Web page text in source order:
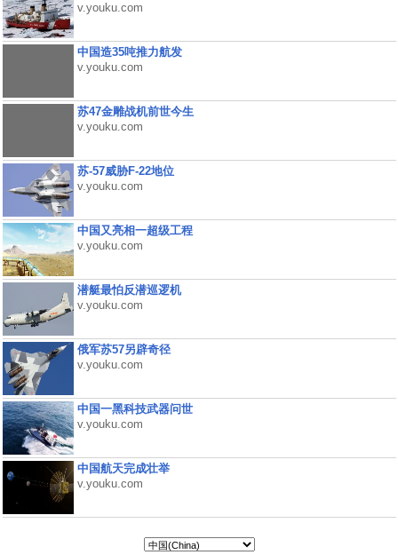
v.youku.com
中国造35吨推力航发
v.youku.com
苏47金雕战机前世今生
v.youku.com
苏-57威胁F-22地位
v.youku.com
中国又亮相一超级工程
v.youku.com
潜艇最怕反潜巡逻机
v.youku.com
俄军苏57另辟奇径
v.youku.com
中国一黑科技武器问世
v.youku.com
中国航天完成壮举
v.youku.com